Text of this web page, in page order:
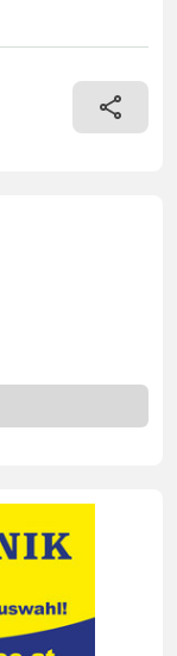
zlaganjem, 4